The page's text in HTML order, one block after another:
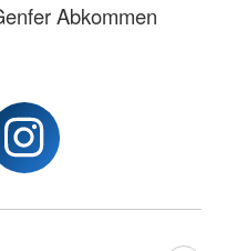
Abkommen